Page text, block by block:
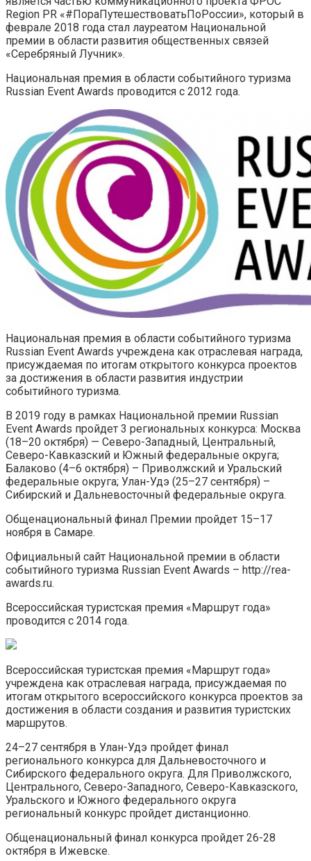
Region PR «#ПораПутешествоватьПоРоссии», который в
феврале 2018 года стал лауреатом Национальной
премии в области развития общественных связей
«Серебряный Лучник».
Национальная премия в области событийного туризма
Russian Event Awards проводится с 2012 года.
Национальная премия в области событийного туризма
Russian Event Awards учреждена как отраслевая награда,
присуждаемая по итогам открытого конкурса проектов
за достижения в области развития индустрии
событийного туризма.
В 2019 году в рамках Национальной премии Russian
Event Awards пройдет 3 региональных конкурса: Москва
(18–20 октября) — Северо-Западный, Центральный,
Северо-Кавказский и Южный федеральные округа;
Балаково (4–6 октября) – Приволжский и Уральский
федеральные округа; Улан-Удэ (25–27 сентября) –
Сибирский и Дальневосточный федеральные округа.
Общенациональный финал Премии пройдет 15–17
ноября в Самаре.
Официальный сайт Национальной премии в области
событийного туризма Russian Event Awards – http://rea-
awards.ru.
Всероссийская туристская премия «Маршрут года»
проводится с 2014 года.
Всероссийская туристская премия «Маршрут года»
учреждена как отраслевая награда, присуждаемая по
итогам открытого всероссийского конкурса проектов за
достижения в области создания и развития туристских
маршрутов.
24–27 сентября в Улан-Удэ пройдет финал
регионального конкурса для Дальневосточного и
Сибирского федерального округа. Для Приволжского,
Центрального, Северо-Западного, Северо-Кавказского,
Уральского и Южного федерального округа
региональный конкурс пройдет дистанционно.
Общенациональный финал конкурса пройдет 26-28
октября в Ижевске.